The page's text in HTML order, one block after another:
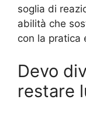
soglia di
abilità che
con la pratica
Devo
restare